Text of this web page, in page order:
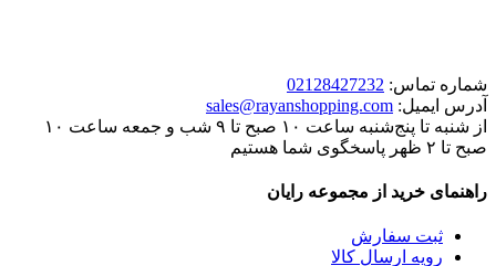
شماره تماس: 02128427232
آدرس ایمیل: sales@rayanshopping.com
از شنبه تا پنج‌شنبه ساعت ۱۰ صبح تا ۹ شب و جمعه ساعت ۱۰
صبح تا ۲ ظهر پاسخگوی شما هستیم
راهنمای خرید از مجموعه رایان
ثبت سفارش
رویه ارسال کالا